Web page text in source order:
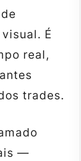
É
real,
trades.
—